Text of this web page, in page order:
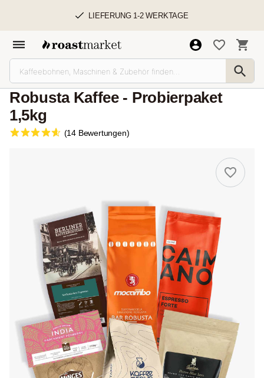
LIEFERUNG 1-2 WERKTAGE
Robusta Kaffee - Probierpaket
1,5kg
(14 Bewertungen)